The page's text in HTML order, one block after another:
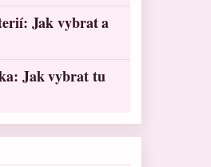
Jak vybrat a
Jak vybrat tu